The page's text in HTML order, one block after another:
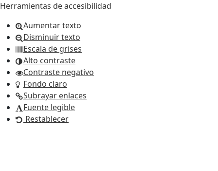
Herramientas de accesibilidad
Aumentar texto
Disminuir texto
Escala de grises
Alto contraste
Contraste negativo
Fondo claro
Subrayar enlaces
Fuente legible
Restablecer